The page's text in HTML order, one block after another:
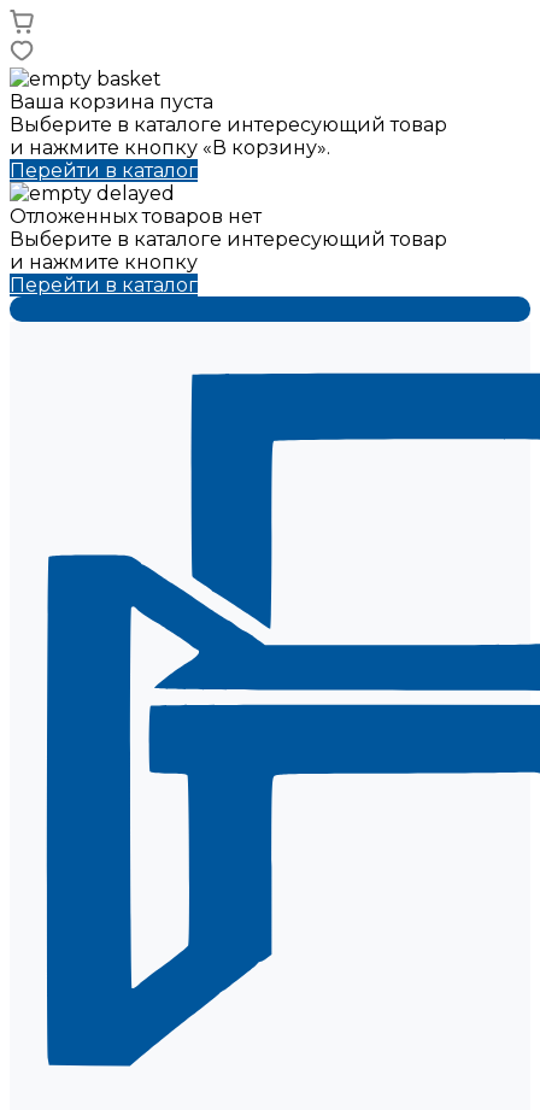
Ваша корзина пуста
Выберите в каталоге интересующий товар
и нажмите кнопку «В корзину».
Перейти в каталог
Отложенных товаров нет
Выберите в каталоге интересующий товар
и нажмите кнопку
Перейти в каталог